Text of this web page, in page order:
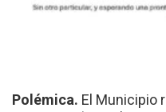
Polémica. El Municipio